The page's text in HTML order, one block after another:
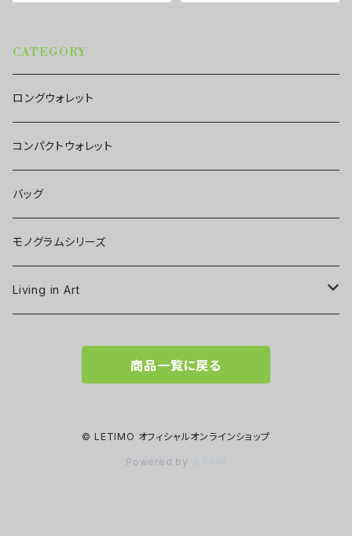
CATEGORY
ロングウォレット
コンパクトウォレット
バッグ
モノグラムシリーズ
Living in Art
商品一覧に戻る
© LETIMO オフィシャルオンラインショップ
Powered by